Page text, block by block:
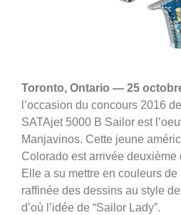
Toronto, Ontario — 25
l’occasion du concours 2016
SATAjet 5000 B Sailor est
Manjavinos. Cette jeune
Colorado est arrivée deuxième
Elle a su mettre en couleurs
raffinée des dessins au style
d’où l’idée de “Sailor Lady”.